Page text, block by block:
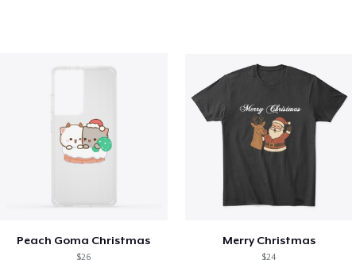
Peach Goma Christmas
$26
Merry Christmas
$24